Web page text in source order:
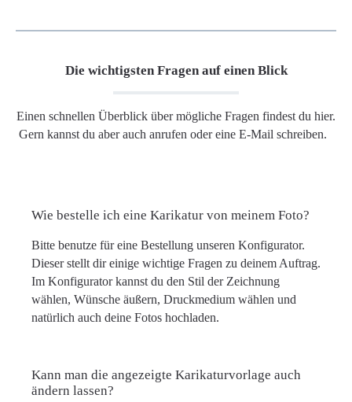
Die wichtigsten Fragen auf einen Blick
Einen schnellen Überblick über mögliche Fragen findest du hier.
Gern kannst du aber auch anrufen oder eine E-Mail schreiben.
Wie bestelle ich eine Karikatur von meinem Foto?
Bitte benutze für eine Bestellung unseren Konfigurator.
Dieser stellt dir einige wichtige Fragen zu deinem Auftrag.
Im Konfigurator kannst du den Stil der Zeichnung
wählen, Wünsche äußern, Druckmedium wählen und
natürlich auch deine Fotos hochladen.
Kann man die angezeigte Karikaturvorlage auch
ändern lassen?